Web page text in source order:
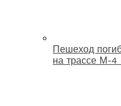
Пешеход
на трассе М-4